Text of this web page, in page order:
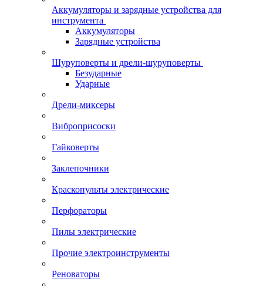
Аккумуляторы и зарядные устройства для
инструмента
Аккумуляторы
Зарядные устройства
Шуруповерты и дрели-шуруповерты
Безударные
Ударные
Дрели-миксеры
Виброприсоски
Гайковерты
Заклепочники
Краскопульты электрические
Перфораторы
Пилы электрические
Прочие электроинструменты
Реноваторы